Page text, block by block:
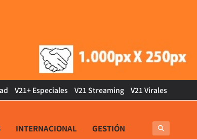
V21+ Especiales V21 Streaming V21 Virales
INTERNACIONAL GESTIÓN